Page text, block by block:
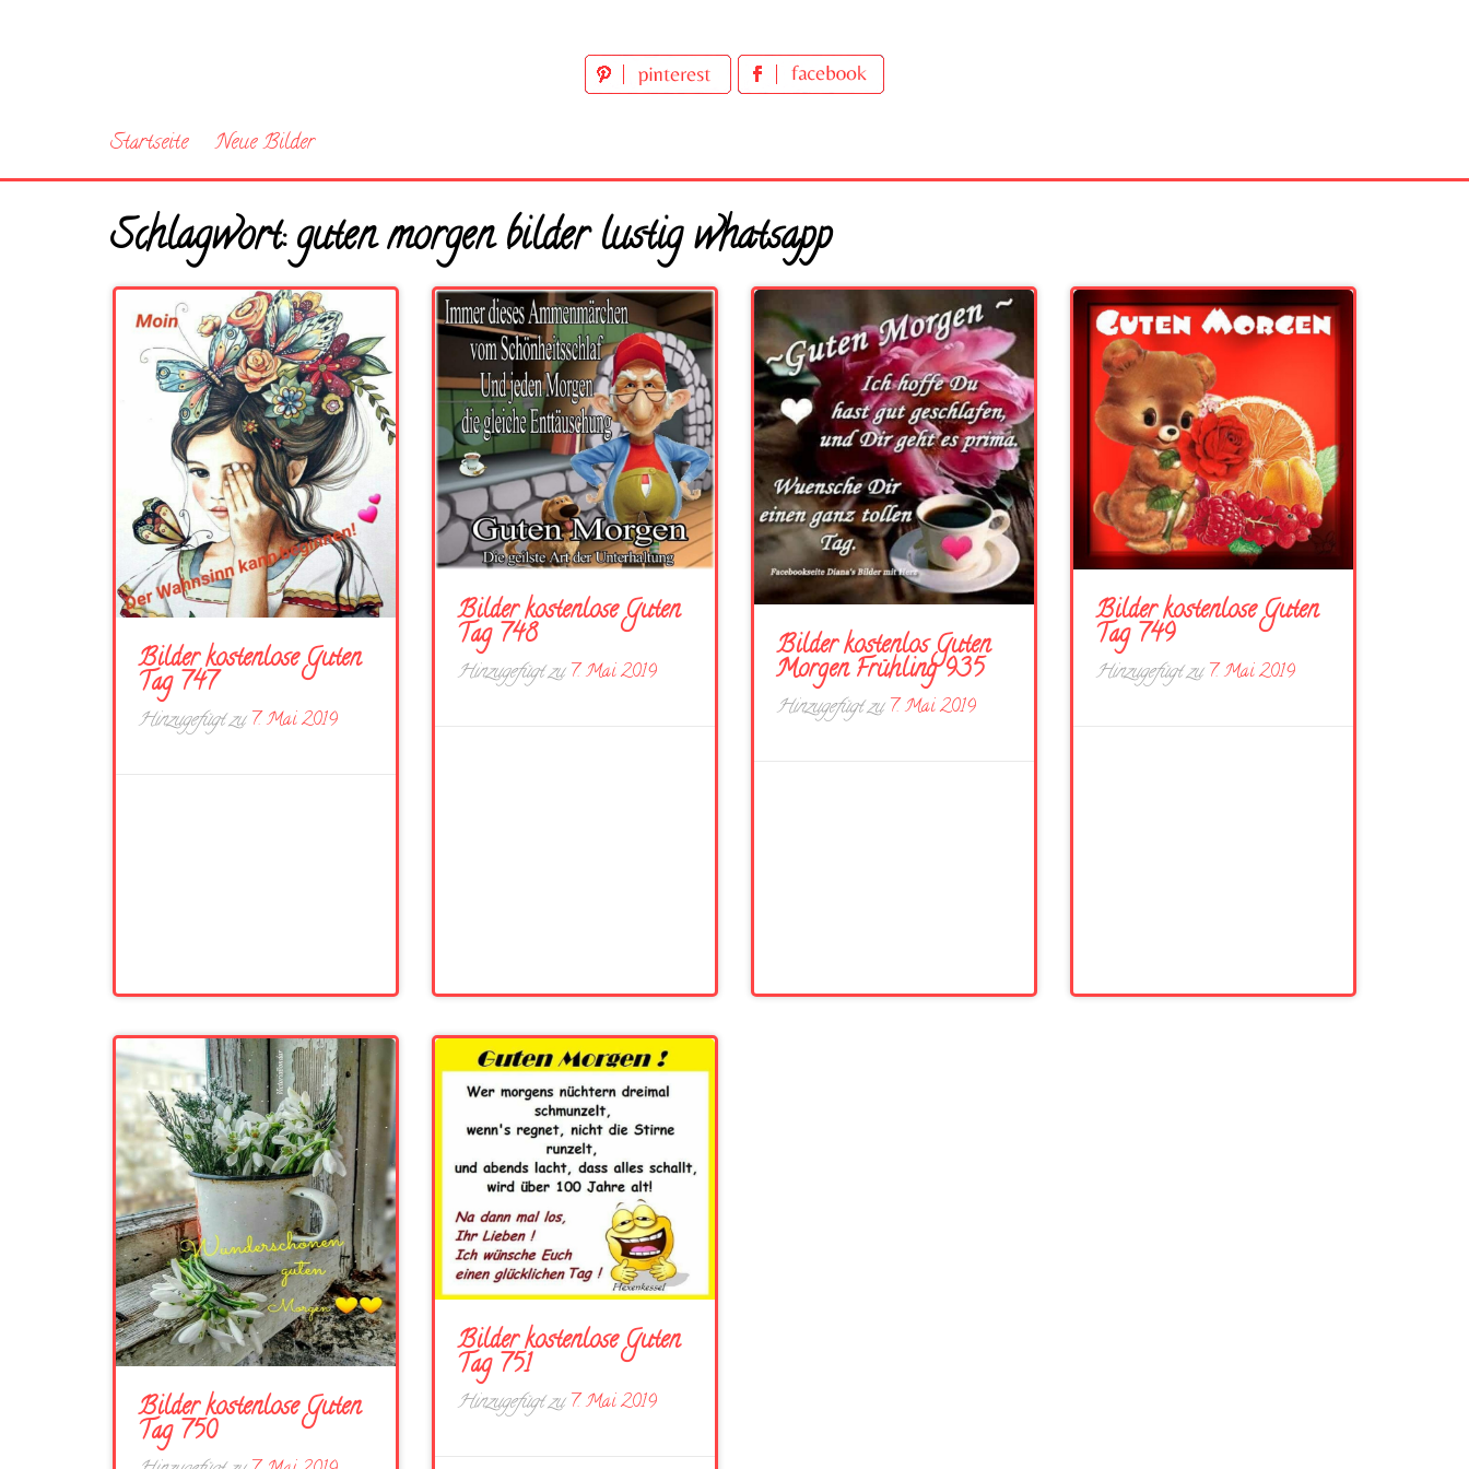
Startseite Neue Bilder
Schlagwort:guten morgen bilder lustig whatsapp
Bilder kostenlose Guten
Tag 747
Hinzugefügt zu7. Mai 2019
Bilder kostenlose Guten
Tag 748
Hinzugefügt zu7. Mai 2019
Bilder kostenlos Guten
Morgen Frühling 935
Hinzugefügt zu7. Mai 2019
Bilder kostenlose Guten
Tag 749
Hinzugefügt zu7. Mai 2019
Bilder kostenlose Guten
Tag 750
Bilder kostenlose Guten
Tag 751
Hinzugefügt zu 7. Mai 2019